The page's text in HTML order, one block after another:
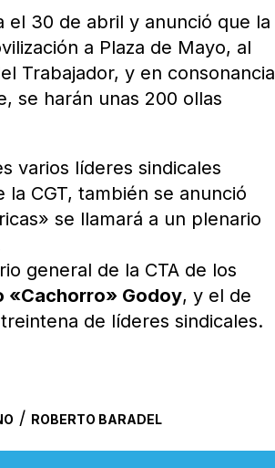
el 30 de abril y anunció que la
a Plaza de Mayo, al
Trabajador, y en consonancia
se harán unas 200 ollas
varios líderes sindicales
CGT, también se anunció
se llamará a un plenario
general de la CTA de los
«Cachorro» Godoy, y el de
de líderes sindicales.
/ ROBERTO BARADEL